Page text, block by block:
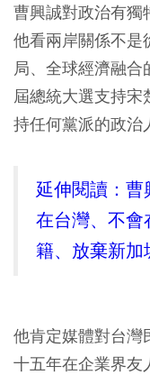
曹興誠對政治有獨
他看兩岸關係不是
局、全球經濟融
屆總統大選支持宋
持任何黨派的政治
延伸閱讀：
在台灣、不會
籍、放棄新加
他肯定媒體對台灣
十五年在企業界友